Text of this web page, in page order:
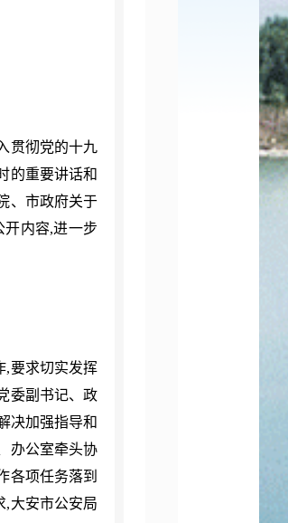
贯彻党的十九
的重要讲话和
、市政府关于
开内容,进一步
要求切实发挥
委副书记、政
决加强指导和
办公室牵头协
各项任务落到
,大安市公安局